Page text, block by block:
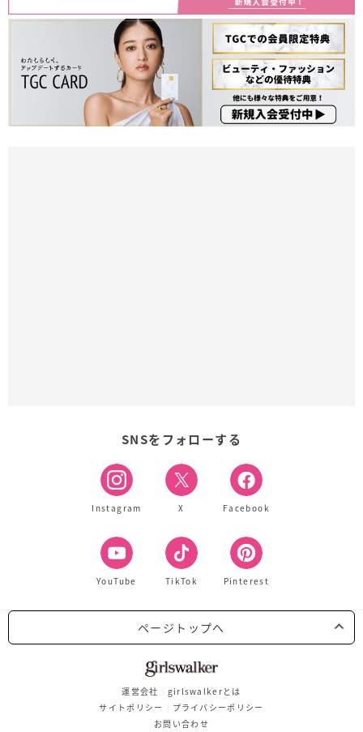
SNSをフォローする
Instagram X Facebook
YouTube TikTok Pinterest
ページトップへ
運営会社
girlswalkerとは
サイトポリシー
プライバシーポリシー
お問い合わせ